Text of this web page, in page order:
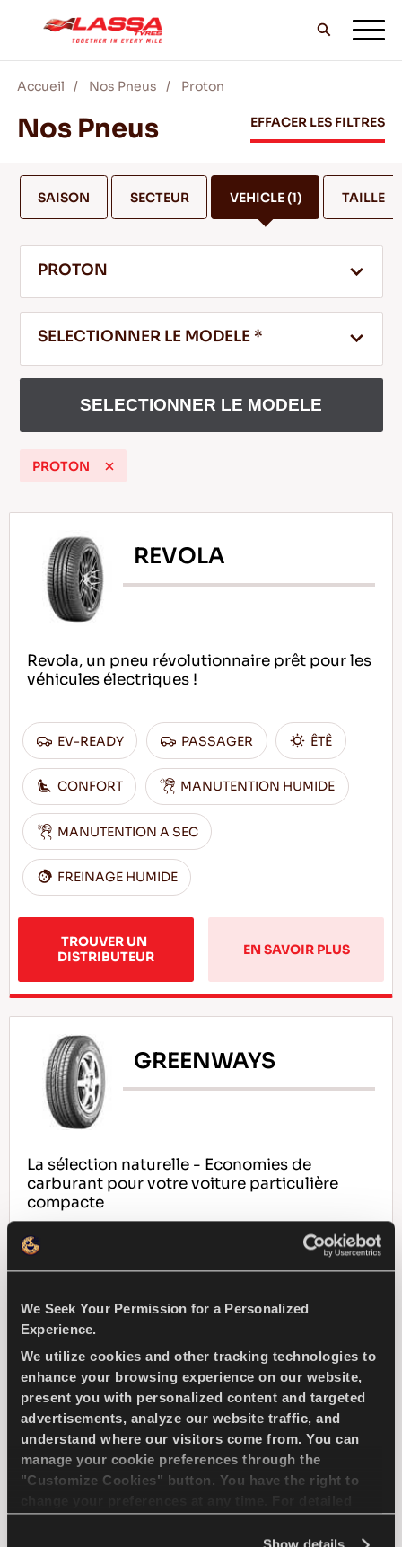
We Seek Your Permission for a Personalized
Experience.
We utilize cookies and other tracking technologies to
enhance your browsing experience on our website,
present you with personalized content and targeted
advertisements, analyze our website traffic, and
understand where our visitors come from. You can
manage your cookie preferences through the
"Customize Cookies" button. You have the right to
TOUS LES PNEUS LASSA
BLOG & VIDEOS
SERVICE & AIDE
Conseils pour conduire dans la neige
LIRE LA SUITE
Accueil Nos Pneus Proton
Nos Pneus EFFACER LES FILTRES
SAISON SECTEUR VEHICLE(1) TAILLE
PROTON
SELECTIONNER LE MODELE *
SELECTIONNER LE MODELE
PROTON
REVOLA
Revola, un pneu révolutionnaire prêt pour les
véhicules électriques !
EV-READY PASSAGER ÊTÊ
CONFORT MANUTENTION HUMIDE
MANUTENTION A SEC
FREINAGE HUMIDE
TROUVER UN
DISTRIBUTEUR
EN SAVOIR PLUS
GREENWAYS
La sélection naturelle - Economies de
carburant pour votre voiture particulière
compacte
DURÊE DE VIE SUPÊRIEURE
EFFICACITÊ DU CARBURANT
TROUVER UN
DISTRIBUTEUR
EN SAVOIR PLUS